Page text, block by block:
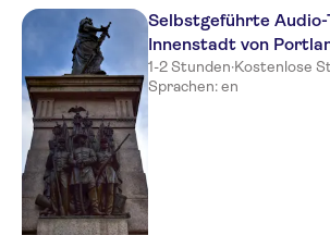
Selbstgeführte
Innenstadt von
1-2 Stunden·Kostenlose
Sprachen: en